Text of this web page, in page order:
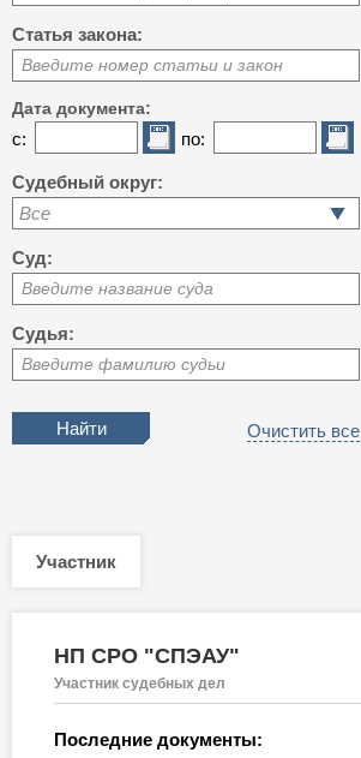
Статья закона:
Введите номер статьи и закон
Дата документа:
с: по:
Судебный округ:
Все
Суд:
Введите название суда
Судья:
Введите фамилию судьи
Очистить все
Участник
НП СРО "СПЭАУ"
Участник судебных дел
Последние документы: